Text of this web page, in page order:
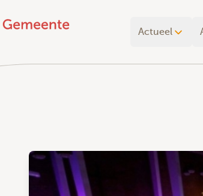
Actueel